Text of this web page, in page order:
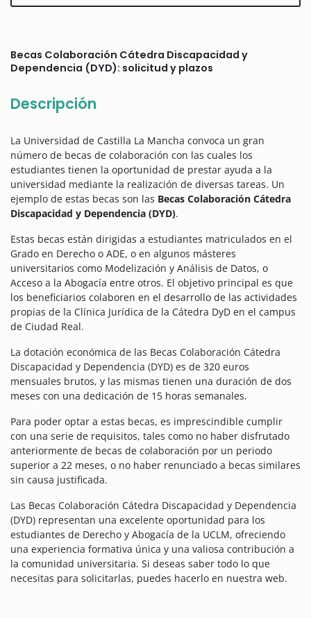
Becas Colaboración Cátedra Discapacidad y
Dependencia (DYD): solicitud y plazos
Descripción
La Universidad de Castilla La Mancha convoca un gran
número de becas de colaboración con las cuales los
estudiantes tienen la oportunidad de prestar ayuda a la
universidad mediante la realización de diversas tareas. Un
ejemplo de estas becas son las Becas Colaboración Cátedra
Discapacidad y Dependencia (DYD).
Estas becas están dirigidas a estudiantes matriculados en el
Grado en Derecho o ADE, o en algunos másteres
universitarios como Modelización y Análisis de Datos, o
Acceso a la Abogacía entre otros. El objetivo principal es que
los beneficiarios colaboren en el desarrollo de las actividades
propias de la Clínica Jurídica de la Cátedra DyD en el campus
de Ciudad Real.
La dotación económica de las Becas Colaboración Cátedra
Discapacidad y Dependencia (DYD) es de 320 euros
mensuales brutos, y las mismas tienen una duración de dos
meses con una dedicación de 15 horas semanales.
Para poder optar a estas becas, es imprescindible cumplir
con una serie de requisitos, tales como no haber disfrutado
anteriormente de becas de colaboración por un periodo
superior a 22 meses, o no haber renunciado a becas similares
sin causa justificada.
Las Becas Colaboración Cátedra Discapacidad y Dependencia
(DYD) representan una excelente oportunidad para los
estudiantes de Derecho y Abogacía de la UCLM, ofreciendo
una experiencia formativa única y una valiosa contribución a
la comunidad universitaria. Si deseas saber todo lo que
necesitas para solicitarlas, puedes hacerlo en nuestra web.